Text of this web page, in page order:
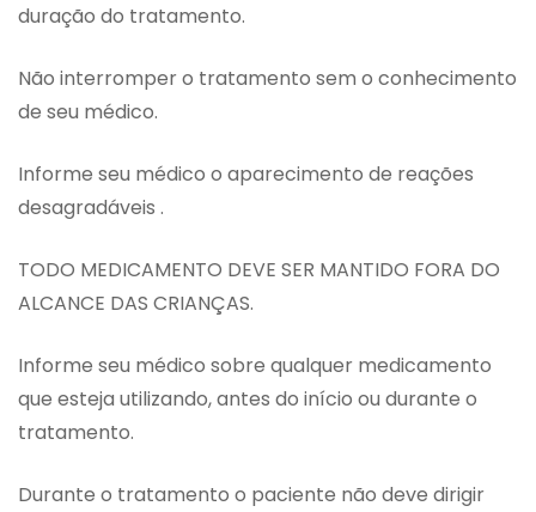
duração do tratamento.
Não interromper o tratamento sem o conhecimento
de seu médico.
Informe seu médico o aparecimento de reações
desagradáveis .
TODO MEDICAMENTO DEVE SER MANTIDO FORA DO
ALCANCE DAS CRIANÇAS.
Informe seu médico sobre qualquer medicamento
que esteja utilizando, antes do início ou durante o
tratamento.
Durante o tratamento o paciente não deve dirigir